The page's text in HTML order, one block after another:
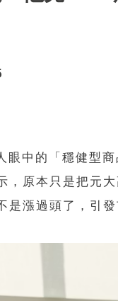
眼中的「穩健型
，原本只是把元
漲過頭了，引發